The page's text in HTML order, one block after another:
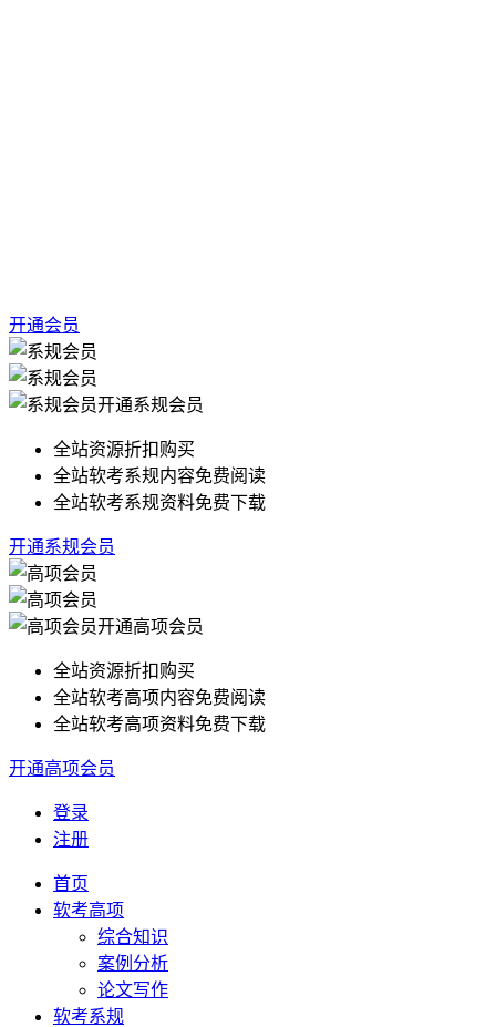
开通会员
开通系规会员
全站资源折扣购买
全站软考系规内容免费阅读
全站软考系规资料免费下载
开通系规会员
开通高项会员
全站资源折扣购买
全站软考高项内容免费阅读
全站软考高项资料免费下载
开通高项会员
登录
注册
首页
软考高项
综合知识
案例分析
论文写作
软考系规